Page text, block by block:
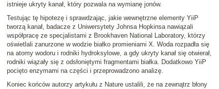
istnieje ukryty kanał, który pozwala na wymianę jonów.
Testując tę hipotezę i sprawdzając, jakie wewnętrzne elementy YiiP
tworzą kanał, badacze z Uniwersytety Johnsa Hopkinsa nawiązali
współpracę ze specjalistami z Brookhaven National Laboratory, którzy
oświetlali zanurzone w wodzie białko promieniami X. Woda rozpadła się
na atomy wodoru i rodniki hydroksylowe, a gdy ukryty kanał się otwierał,
rodniki wiązały się z odsłoniętymi fragmentami białka. Dodatkowo YiiP
pocięto enzymami na części i przeprowadzono analizę.
Koniec końców autorzy artykułu z Nature ustalili, że na zewnątrz błony